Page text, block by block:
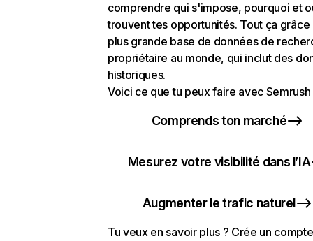
comprendre qui s'impose, pourquoi et
trouvent tes opportunités. Tout ça grâce
plus grande base de données de
propriétaire au monde, qui inclut des
historiques.
Voici ce que tu peux faire avec Semrush
Comprends ton marché
Mesurez votre visibilité dans l’IA
Augmenter le trafic naturel
Tu veux en savoir plus ? Crée un compte